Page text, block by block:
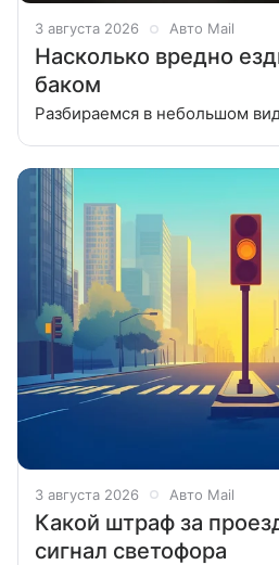
3 августа 2026 Авто Mail
Насколько вредно
баком
Разбираемся в небольшом
3 августа 2026 Авто Mail
Какой штраф за
сигнал светофора